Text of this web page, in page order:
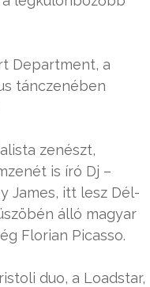
Department, a
tánczenében
zenészt,
is író Dj –
James, itt lesz Dél-
álló magyar
Florian Picasso.
duo, a Loadstar,